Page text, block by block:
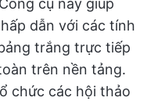
cụ này giúp
dẫn với các tính
trắng trực tiếp
trên nền tảng.
chức các hội thảo